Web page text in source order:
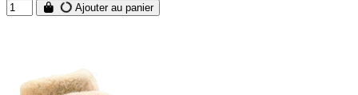
Ajouter au panier